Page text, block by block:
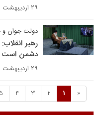
۲۹ اردیبهشت ۱۳۹۹
دولت جوان و
رهبر
دشمن است و
۲۹ اردیبهشت ۱۳۹۹
«
1
2
3
4
5